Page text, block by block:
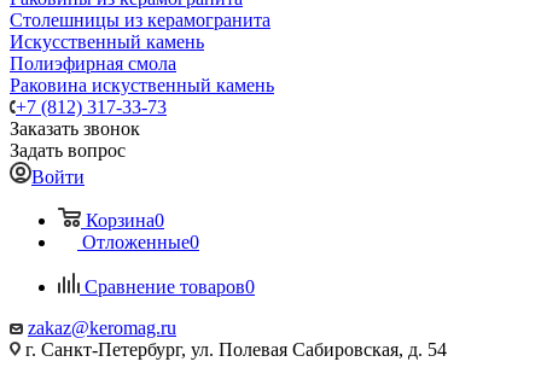
Столешницы из керамогранита
Искусственный камень
Полиэфирная смола
Раковина искуственный камень
+7 (812) 317-33-73
Заказать звонок
Задать вопрос
Войти
Корзина0
Отложенные0
Сравнение товаров0
zakaz@keromag.ru
г. Санкт-Петербург, ул. Полевая Сабировская, д. 54